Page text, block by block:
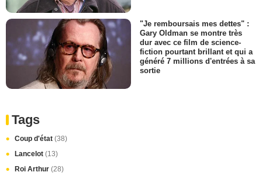
"Je remboursais mes dettes" :
Gary Oldman se montre très
dur avec ce film de science-
fiction pourtant brillant et qui a
généré 7 millions d'entrées à sa
sortie
Tags
Coup d'état (38)
Lancelot (13)
Roi Arthur (28)